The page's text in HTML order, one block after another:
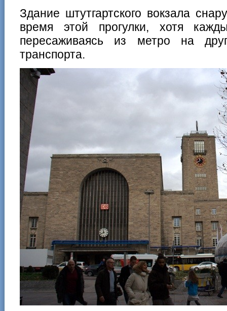
Здание штутгартского вокзала
время этой прогулки, хотя
пересаживаясь из метро на
транспорта.